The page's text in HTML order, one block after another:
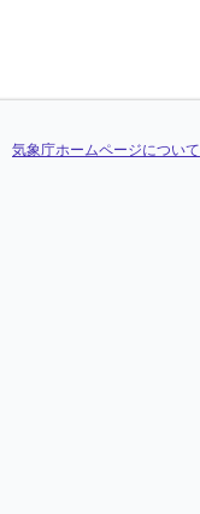
気象庁ホームページについて